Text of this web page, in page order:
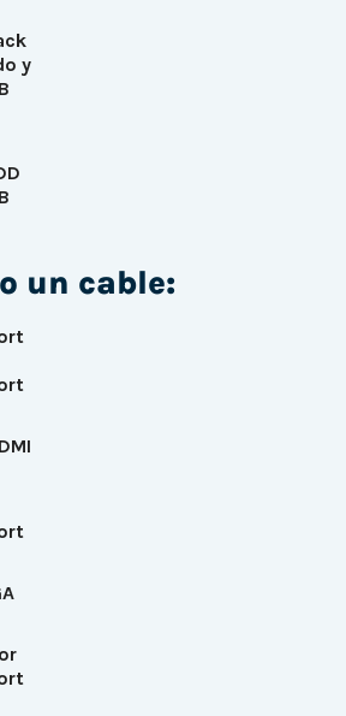
y
un cable: